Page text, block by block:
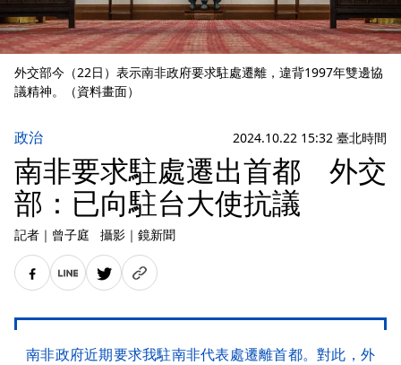
外交部今（22日）表示南非政府要求駐處遷離，違背1997年雙邊協
議精神。（資料畫面）
政治 2024.10.22 15:32 臺北時間
南非要求駐處遷出首都 外交
部：已向駐台大使抗議
記者 ｜ 曾子庭 攝影 ｜ 鏡新聞
南非政府近期要求我駐南非代表處遷離首都。對此，外